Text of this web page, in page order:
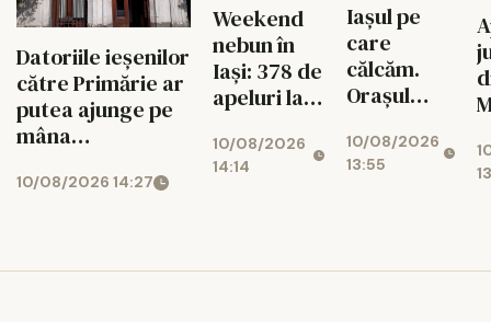
Datoriile ieșenilor
către Primărie ar
putea ajunge pe
mâna
privați
10/08/2026 14:27
Weekend
nebun în
Iași: 378 de
apeluri la
1.100 de
amenzi și
uluitoare
10/08/2026
14:14
Iașul pe
care
călcăm.
Orașul
centrul
vechi
10/08/2026
13:55